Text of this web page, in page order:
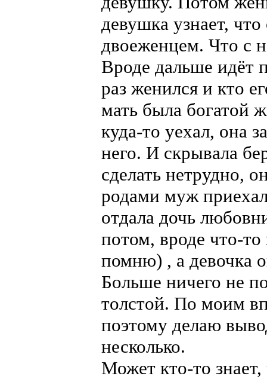
девушка узнает,
двоеженцем. Что с
Вроде дальше идёт
раз женился и кто
мать была богатой
куда-то уехал, она
него. И скрывала
сделать нетрудно,
родами муж
отдала дочь
потом, вроде что-
помню) , а девочка
Больше ничего не
толстой. По моим
поэтому делаю
несколько.
Может кто-то знает,